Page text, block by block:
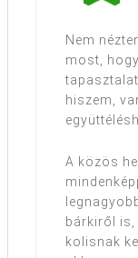
Nem
most,
hiszem,
A közös
bárkiről
kolisnak